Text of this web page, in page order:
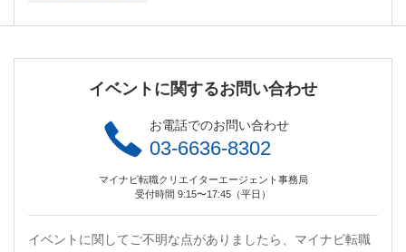
イベントに関するお問い合わせ
お電話でのお問い合わせ
03-6636-8302
マイナビ転職クリエイターエージェント事務局
受付時間 9:15〜17:45（平日）
イベントに関してご不明な点がありましたら、マイナビ転職